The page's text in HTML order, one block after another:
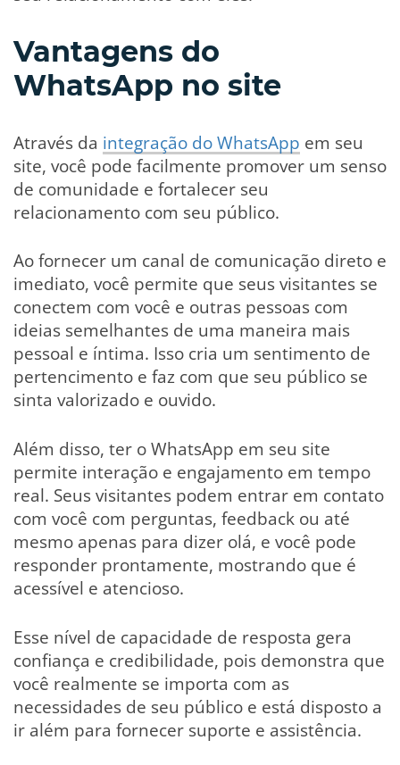
Vantagens do
WhatsApp no site
Através da integração do WhatsApp em seu
site, você pode facilmente promover um senso
de comunidade e fortalecer seu
relacionamento com seu público.
Ao fornecer um canal de comunicação direto e
imediato, você permite que seus visitantes se
conectem com você e outras pessoas com
ideias semelhantes de uma maneira mais
pessoal e íntima. Isso cria um sentimento de
pertencimento e faz com que seu público se
sinta valorizado e ouvido.
Além disso, ter o WhatsApp em seu site
permite interação e engajamento em tempo
real. Seus visitantes podem entrar em contato
com você com perguntas, feedback ou até
mesmo apenas para dizer olá, e você pode
responder prontamente, mostrando que é
acessível e atencioso.
Esse nível de capacidade de resposta gera
confiança e credibilidade, pois demonstra que
você realmente se importa com as
necessidades de seu público e está disposto a
ir além para fornecer suporte e assistência.